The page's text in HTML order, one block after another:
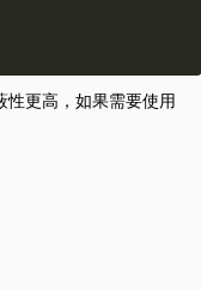
更高，如果需要使用